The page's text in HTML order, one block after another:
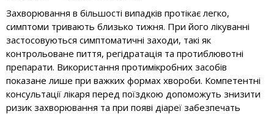
Захворювання в більшості випадків протікає легко,
симптоми тривають близько тижня. При його лікуванні
застосовуються симптоматичні заходи, такі як
контрольоване пиття, регідратація та протиблювотні
препарати. Використання протимікробних засобів
показане лише при важких формах хвороби. Компетентні
консультації лікаря перед поїздкою допоможуть знизити
ризик захворювання та при появі діареї забезпечать